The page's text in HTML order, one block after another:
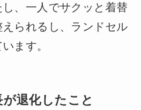
、一人でサクッと着替
られるし、ランドセル
ます。
退化したこと